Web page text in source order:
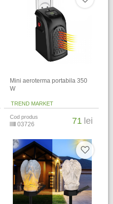
Mini aeroterma portabila 350
W
TREND MARKET
Cod produs
03726 71 lei